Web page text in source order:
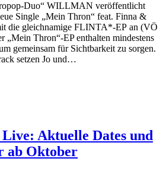
Duo“ WILLMAN veröffentlicht
Single „Mein Thron“ feat. Finna &
die gleichnamige FLINTA*-EP an (VÖ
„Mein Thron“-EP enthalten mindestens
gemeinsam für Sichtbarkeit zu sorgen.
setzen Jo und…
Aktuelle Dates und
ab Oktober